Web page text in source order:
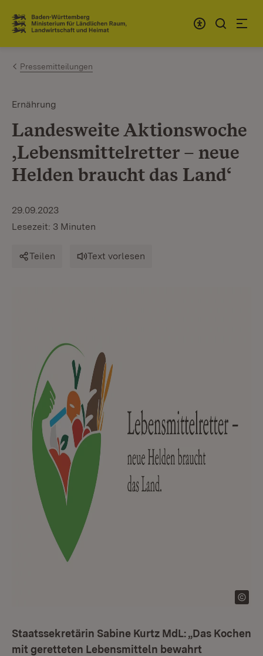
Zum Inhalt springen
Link zur Startseite
Pressemitteilungen
Ernährung
Landesweite Aktionswoche
‚Lebensmittelretter – neue
Helden braucht das Land‘
29.09.2023
Lesezeit: 3 Minuten
Teilen Text vorlesen
Staatssekretärin Sabine Kurtz MdL: „Das Kochen
mit geretteten Lebensmitteln bewahrt